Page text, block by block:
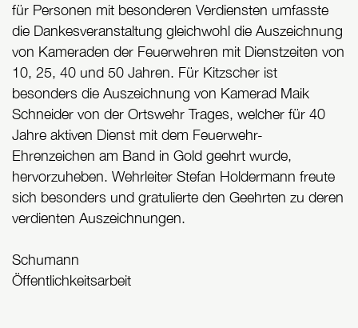
für Personen mit besonderen Verdiensten umfasste
die Dankesveranstaltung gleichwohl die Auszeichnung
von Kameraden der Feuerwehren mit Dienstzeiten von
10, 25, 40 und 50 Jahren. Für Kitzscher ist
besonders die Auszeichnung von Kamerad Maik
Schneider von der Ortswehr Trages, welcher für 40
Jahre aktiven Dienst mit dem Feuerwehr-
Ehrenzeichen am Band in Gold geehrt wurde,
hervorzuheben. Wehrleiter Stefan Holdermann freute
sich besonders und gratulierte den Geehrten zu deren
verdienten Auszeichnungen.
Schumann
Öffentlichkeitsarbeit